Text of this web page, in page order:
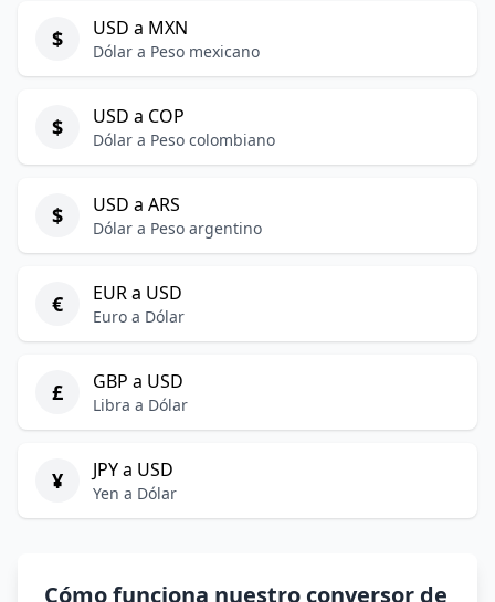
$ USD a MXN
Dólar a Peso mexicano
$ USD a COP
Dólar a Peso colombiano
$ USD a ARS
Dólar a Peso argentino
€ EUR a USD
Euro a Dólar
£ GBP a USD
Libra a Dólar
¥ JPY a USD
Yen a Dólar
Cómo funciona nuestro conversor de